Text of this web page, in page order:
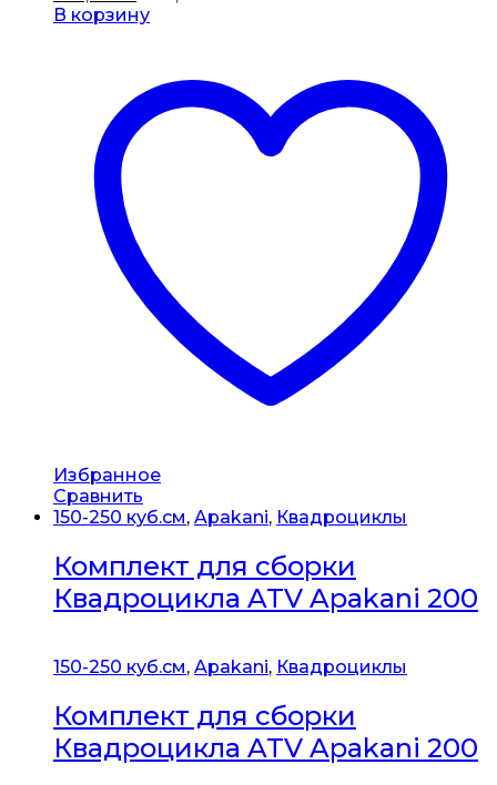
В корзину
Избранное
Сравнить
150-250 куб.см, Apakani, Квадроциклы
Комплект для сборки
Квадроцикла ATV Apakani 200
150-250 куб.см, Apakani, Квадроциклы
Комплект для сборки
Квадроцикла ATV Apakani 200